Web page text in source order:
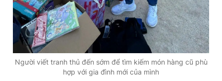
Người viết tranh thủ đến sớm để tìm kiếm món hàng cũ phù
hợp với gia đình mới của mình